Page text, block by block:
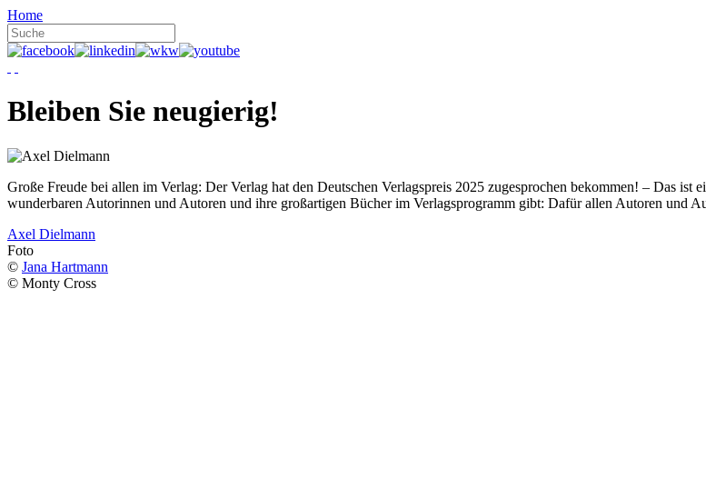
Home
Bleiben Sie neugierig!
Große Freude bei allen im Verlag: Der Verlag hat den Deutschen Verlagspreis 2025 zugesprochen bekommen! – Das
wunderbaren Autorinnen und Autoren und ihre großartigen Bücher im Verlagsprogramm gibt: Dafür allen Autoren und
Axel Dielmann
Foto
© Jana Hartmann
© Monty Cross